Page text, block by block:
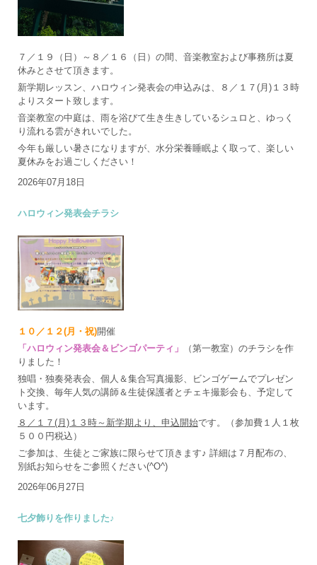
７／１９（日）～８／１６（日）の間、音楽教室および事務所は夏
休みとさせて頂きます。
新学期レッスン、ハロウィン発表会の申込みは、８／１７(月)１３時
よりスタート致します。
音楽教室の中庭は、雨を浴びて生き生きしているシュロと、ゆっく
り流れる雲がきれいでした。
今年も厳しい暑さになりますが、水分栄養睡眠よく取って、楽しい
夏休みをお過ごしください！
2026年07月18日
ハロウィン発表会チラシ
１０／１２(月・祝)開催
「ハロウィン発表会＆ビンゴパーティ」
（第一教室）のチラシを作
りました！
独唱・独奏発表会、個人＆集合写真撮影、ビンゴゲームでプレゼン
ト交換、毎年人気の講師＆生徒保護者とチェキ撮影会も、予定して
います。
８／１７(月)１３時～新学期より、申込開始です。（参加費１人１枚
５００円税込）
ご参加は、生徒とご家族に限らせて頂きます♪ 詳細は７月配布の、
別紙お知らせをご参照ください(^O^)
2026年06月27日
七夕飾りを作りました♪